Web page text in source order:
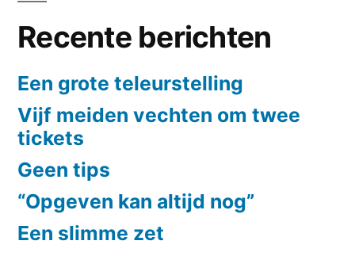
Recente berichten
Een grote teleurstelling
Vijf meiden vechten om twee
tickets
Geen tips
“Opgeven kan altijd nog”
Een slimme zet